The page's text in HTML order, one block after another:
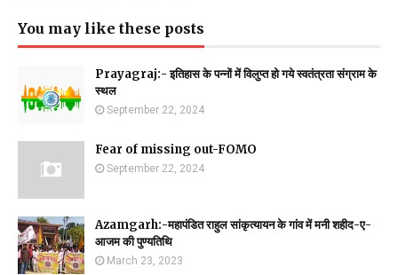
You may like these posts
Prayagraj:- इतिहास के पन्नों में विलुप्त हो गये स्वतंत्रता संग्राम के
स्थल
September 22, 2024
Fear of missing out-FOMO
September 22, 2024
Azamgarh:-महापंडित राहुल सांकृत्यायन के गांव में मनी शहीद-ए-
आजम की पुण्यतिथि
March 23, 2023